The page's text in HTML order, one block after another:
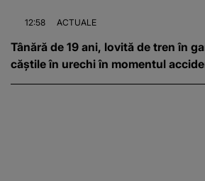
12:58 ACTUALE
Tânără de 19 ani, lovită de tren în
căștile în urechi în momentul